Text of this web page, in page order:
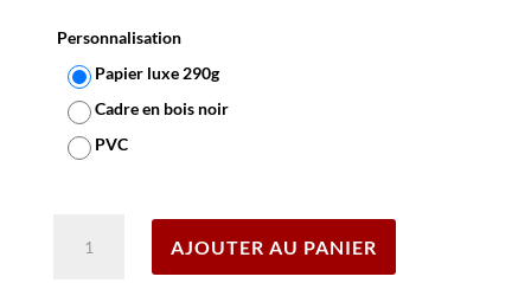
Personnalisation
Papier luxe 290g
Cadre en bois noir
PVC
AJOUTER AU PANIER